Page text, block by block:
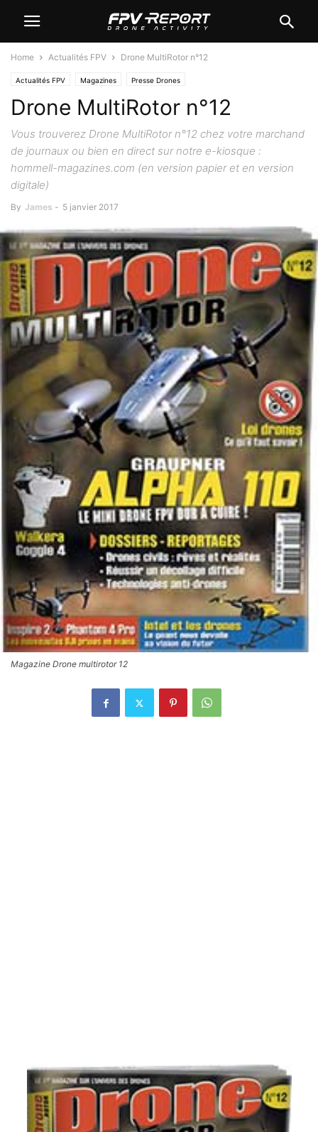
Home Actualités FPV Drone MultiRotor n°12
Actualités FPV Magazines Presse Drones
Drone MultiRotor n°12
Vous trouverez Drone MultiRotor n°12 chez votre marchand
de journaux ou bien en direct sur notre e-kiosque :
hommell-magazines.com (en version papier et en version
digitale)
By James - 5 janvier 2017
Magazine Drone multirotor 12